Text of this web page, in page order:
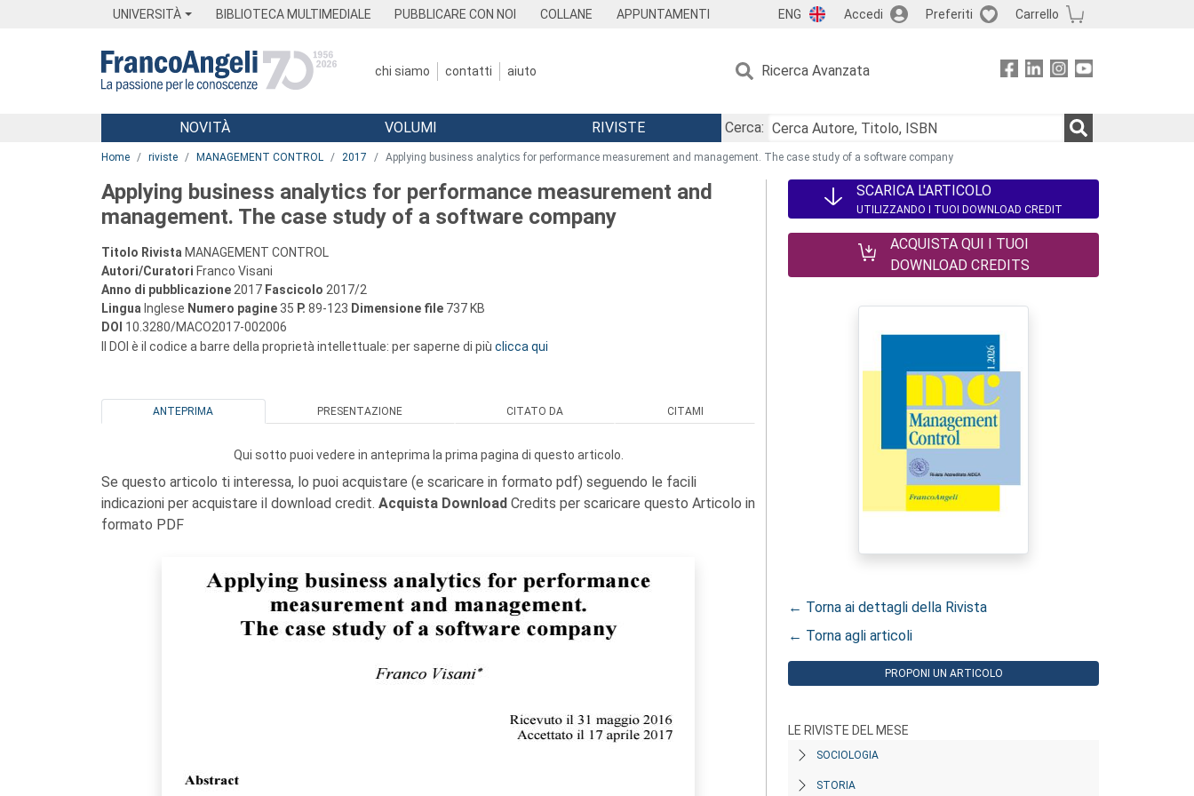
UNIVERSITÀ BIBLIOTECA MULTIMEDIALE PUBBLICARE CON NOI COLLANE APPUNTAMENTI ENG Accedi Preferiti Carrello
chi siamo contatti aiuto Ricerca Avanzata
Menu
NOVITÀ VOLUMI RIVISTE
Cerca:
Home riviste MANAGEMENT CONTROL 2017 Applying business analytics for performance measurement and management. The case study of a software company
Applying business analytics for performance measurement and
management. The case study of a software company
Titolo Rivista MANAGEMENT CONTROL
Autori/Curatori Franco Visani
Anno di pubblicazione 2017 Fascicolo 2017/2
Lingua Inglese Numero pagine 35 P. 89-123 Dimensione file 737 KB
DOI 10.3280/MACO2017-002006
Il DOI è il codice a barre della proprietà intellettuale: per saperne di più clicca qui
ANTEPRIMA PRESENTAZIONE CITATO DA CITAMI
Qui sotto puoi vedere in anteprima la prima pagina di questo articolo.
Se questo articolo ti interessa, lo puoi acquistare (e scaricare in formato pdf) seguendo le facili
indicazioni per acquistare il download credit. Acquista Download Credits per scaricare questo Articolo in
formato PDF
SCARICA L'ARTICOLO
UTILIZZANDO I TUOI DOWNLOAD CREDIT
ACQUISTA QUI I TUOI
DOWNLOAD CREDITS
← Torna ai dettagli della Rivista
← Torna agli articoli
PROPONI UN ARTICOLO
LE RIVISTE DEL MESE
SOCIOLOGIA
STORIA